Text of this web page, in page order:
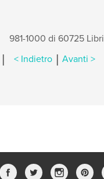
981-1000 di 60725 Libri
| < Indietro | Avanti >